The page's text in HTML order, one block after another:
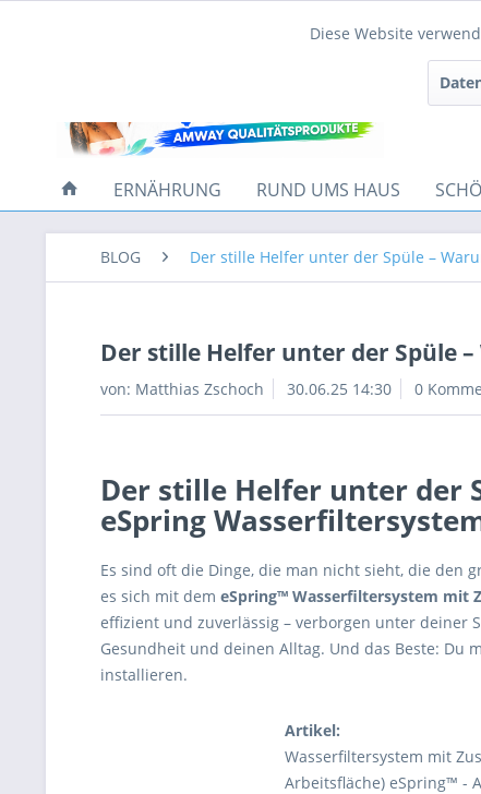
ERNÄHRUNG RUND UMS HAUS
BLOG Der stille Helfer unter der Spüle –
Der stille Helfer unter der Spüle
von: Matthias Zschoch 30.06.25 14:30 0
Der stille Helfer unter der
eSpring
Es sind oft die Dinge, die man nicht sieht, die den
es sich mit dem eSpring™ Wasserfiltersystem mit
effizient und zuverlässig – verborgen unter deiner
Gesundheit und deinen Alltag. Und das Beste: Du
installieren.
Artikel:
Wasserfiltersystem mit
Arbeitsfläche) eSpring™ -
Diese Website